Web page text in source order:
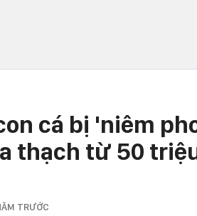
cá bị 'niêm
thạch từ 50
TRƯỚC